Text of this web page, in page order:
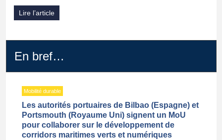
Lire l’article
En bref…
Mobilité durable
Les autorités portuaires de Bilbao (Espagne) et
Portsmouth (Royaume Uni) signent un MoU
pour collaborer sur le développement de
corridors maritimes verts et numériques